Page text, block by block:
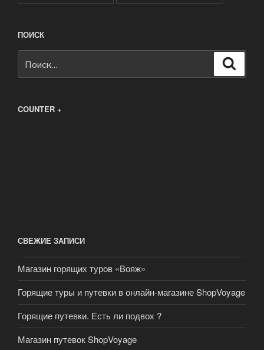
ПОИСК
COUNTER +
СВЕЖИЕ ЗАПИСИ
Магазин горящих туров «Вояж»
Горящие туры и путевки в онлайн-магазине ShopVoyage
Горящие путевки. Есть ли подвох ?
Магазин путевок ShopVoyage